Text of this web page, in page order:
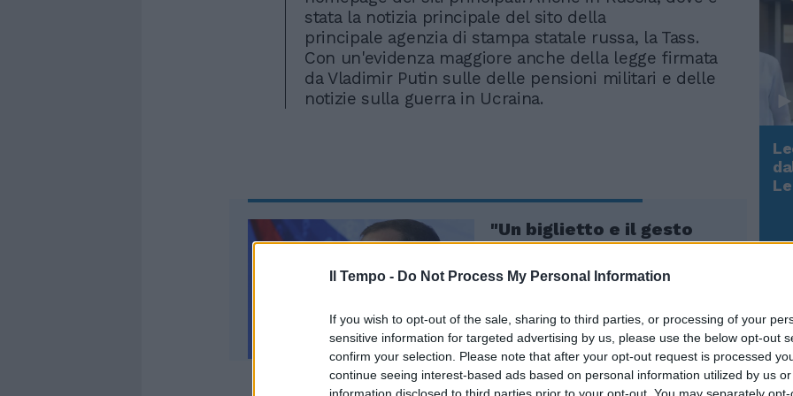
Il Tempo - Do Not Process My Personal Information
If you wish to opt-out of the sale, sharing to third parties, or processing of your
sensitive information for targeted advertising by us, please use the below opt-out
confirm your selection. Please note that after your opt-out request is processed
continue seeing interest-based ads based on personal information utilized by us
stata la notizia principale del sito della
principale agenzia di stampa statale russa, la Tass.
Con un'evidenza maggiore anche della legge firmata
da Vladimir Putin sulle delle pensioni militari e delle
notizie sulla guerra in Ucraina.
"Un biglietto e il gesto
estremo". Medvedev,
l'indiscrezione
drammatica sul vice di
Trump, Meloni e la strategia